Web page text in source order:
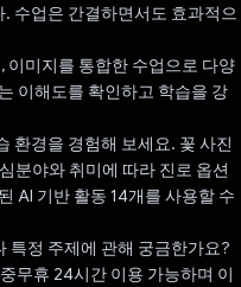
수업은 간결하면서도 효과적으
이미지를 통합한 수업으로 다양
이해도를 확인하고 학습을 강
환경을 경험해 보세요. 꽃 사진
분야와 취미에 따라 진로 옵션
AI 기반 활동 14개를 사용할 수
특정 주제에 관해 궁금한가요?
무휴 24시간 이용 가능하며 이